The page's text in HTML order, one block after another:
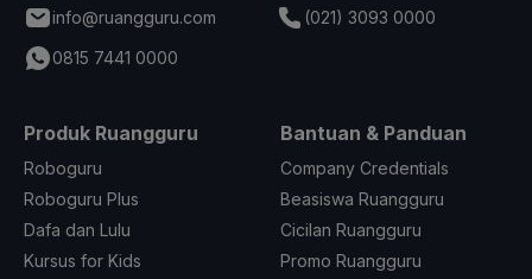
info@ruangguru.com
(021) 3093 0000
0815 7441 0000
Produk Ruangguru
Roboguru
Roboguru Plus
Dafa dan Lulu
Kursus for Kids
Bantuan & Panduan
Company Credentials
Beasiswa Ruangguru
Cicilan Ruangguru
Promo Ruangguru